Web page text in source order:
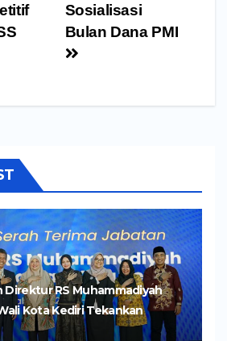
Sosialisasi
Bulan Dana PMI
Direktur RS Muhammadiyah
Kota Kediri Tekankan
yang Humanis